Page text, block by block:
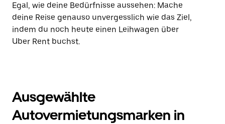
Egal, wie deine Bedürfnisse aussehen: Mache
deine Reise genauso unvergesslich wie das Ziel,
indem du noch heute einen Leihwagen über
Uber Rent buchst.
Ausgewählte
Autovermietungsmarken in